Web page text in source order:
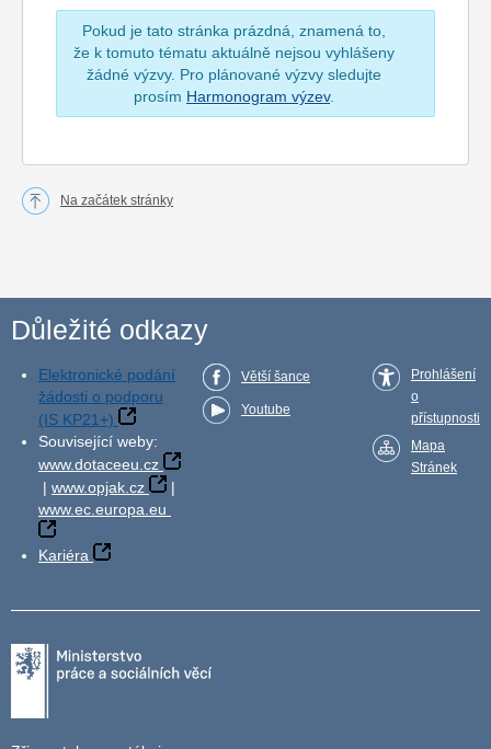
Pokud je tato stránka prázdná, znamená to,
že k tomuto tématu aktuálně nejsou vyhlášeny
žádné výzvy. Pro plánované výzvy sledujte
prosím Harmonogram výzev.
Na začátek stránky
Důležité odkazy
Elektronické podání
žádosti o podporu
(IS KP21+)
Související weby:
www.dotaceeu.cz
| www.opjak.cz
|
www.ec.europa.eu
Kariéra
Větší šance
Youtube
Prohlášení
o
přístupnosti
Mapa
Stránek